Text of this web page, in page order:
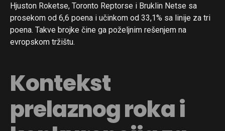
Hjuston Roketse, Toronto Reptorse i Bruklin Netse sa
prosekom od 6,6 poena i učinkom od 33,1% sa linije za tri
poena. Takve brojke čine ga poželjnim rešenjem na
evropskom tržištu.
Kontekst
prelaznog roka i